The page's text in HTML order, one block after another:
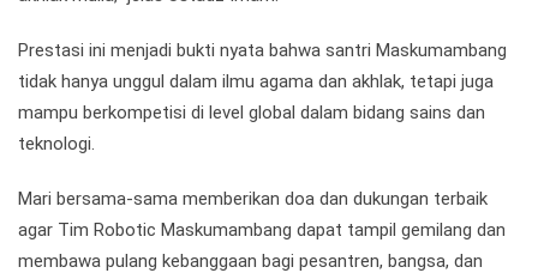
Prestasi ini menjadi bukti nyata bahwa santri Maskumambang
tidak hanya unggul dalam ilmu agama dan akhlak, tetapi juga
mampu berkompetisi di level global dalam bidang sains dan
teknologi.
Mari bersama-sama memberikan doa dan dukungan terbaik
agar Tim Robotic Maskumambang dapat tampil gemilang dan
membawa pulang kebanggaan bagi pesantren, bangsa, dan